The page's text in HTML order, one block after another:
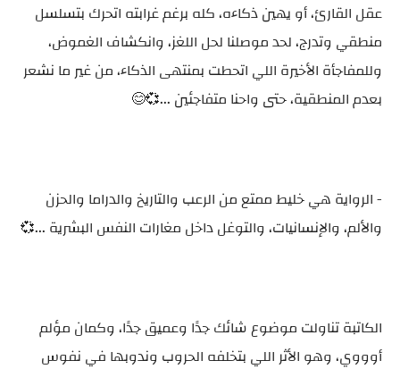
عقل القارئ، أو يهين ذكاءه، كله برغم غرابته اتحرك بتسلسل
منطقي وتدرج، لحد موصلنا لحل اللغز، وانكشاف الغموض،
وللمفاجأة الأخيرة اللي اتحطت بمنتهى الذكاء، من غير ما نشعر
بعدم المنطقية، حتى واحنا متفاجئين ...💞😊
- الرواية هي خليط ممتع من الرعب والتاريخ والدراما والحزن
والألم، والإنسانيات، والتوغل داخل مغارات النفس البشرية ...💞
الكاتبة تناولت موضوع شائك جدًا وعميق جدًا، وكمان مؤلم
أوووي، وهو الأثر اللي بتخلفه الحروب وندوبها في نفوس